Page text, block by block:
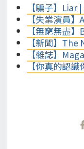
【騙子】Liar
【失業演員】
【無窮無盡
【新聞】The
【雜誌】
【你真的認識